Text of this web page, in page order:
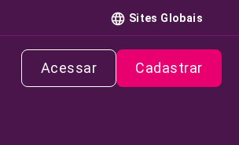
Sites Globais
Acessar Cadastrar